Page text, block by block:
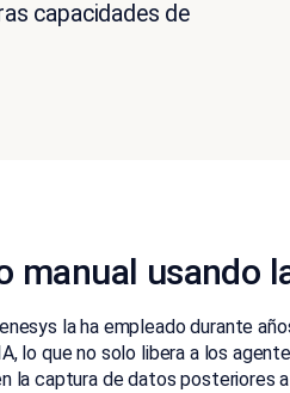
capacidades de
manual usando
la ha empleado durante
lo que no solo libera a los
la captura de datos